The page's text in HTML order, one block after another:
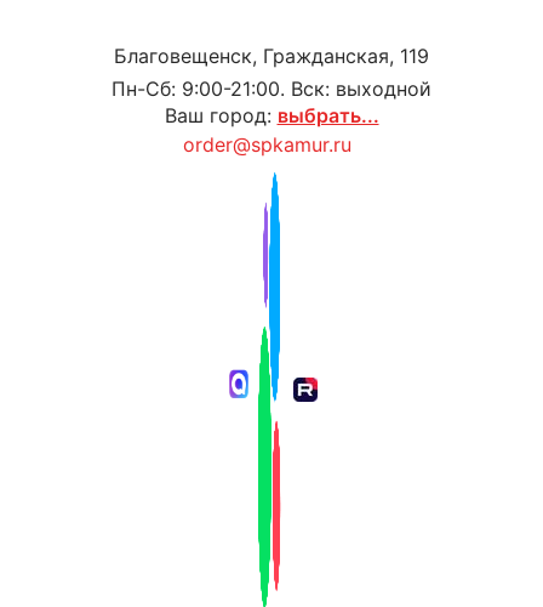
Благовещенск, Гражданская, 119
Пн-Сб: 9:00-21:00. Вск: выходной
Ваш город: выбрать...
order@spkamur.ru